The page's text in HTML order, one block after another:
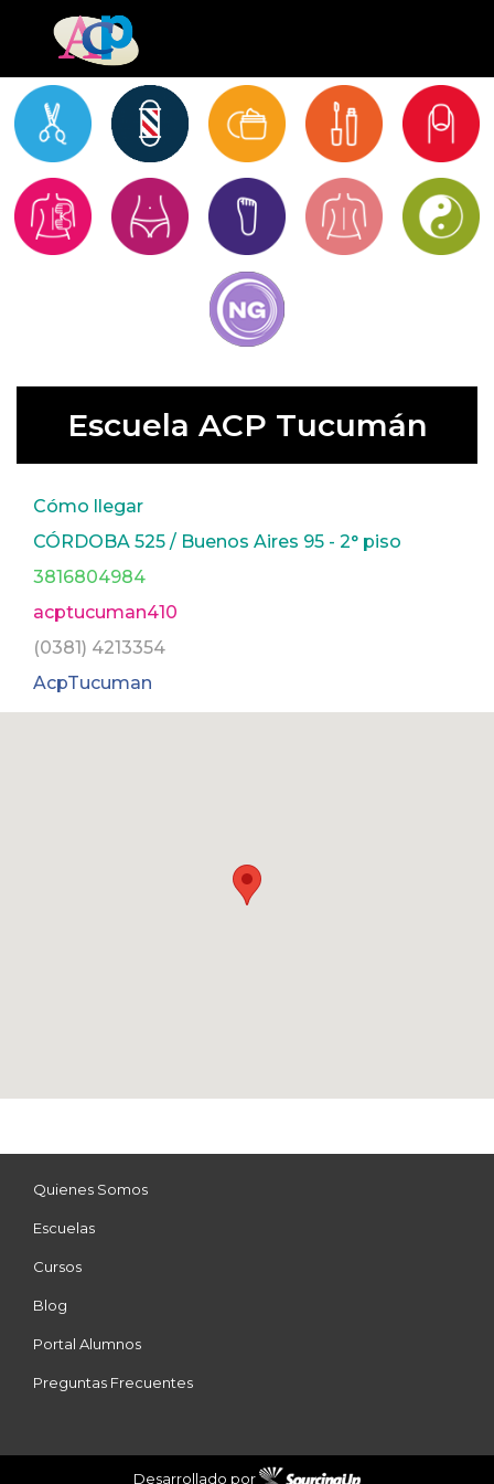
Escuela ACP Tucumán
Cómo llegar
CÓRDOBA 525 / Buenos Aires 95 - 2° piso
3816804984
acptucuman410
(0381) 4213354
AcpTucuman
Quienes Somos
Escuelas
Cursos
Blog
Portal Alumnos
Preguntas Frecuentes
Desarrollado por